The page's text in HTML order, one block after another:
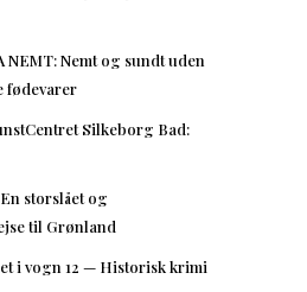
NEMT: Nemt og sundt uden
fødevarer
Silkeborg Bad:
storslået og
til Grønland
i vogn 12 — Historisk krimi